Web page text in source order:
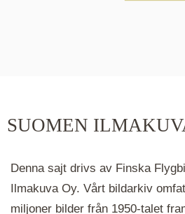
hålla ned ctrl-tangenten och
SUOMEN
Denna sajt drivs av Finska
Ilmakuva Oy. Vårt bildarkiv
miljoner bilder från 1950-talet